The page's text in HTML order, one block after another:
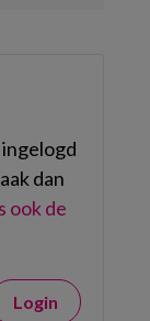
dan
ook de
Login